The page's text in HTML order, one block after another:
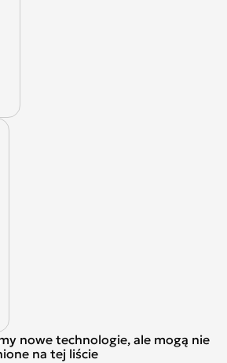
nowe technologie, ale mogą nie
na tej liście